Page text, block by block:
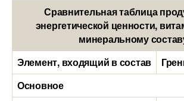
Сравнительная таблица
энергетической ценности,
минеральному
Элемент, входящий в состав
Основное